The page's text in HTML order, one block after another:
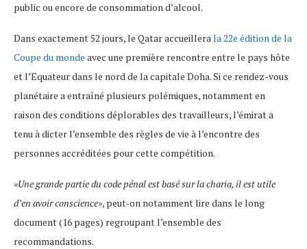
public ou encore de consommation d’alcool.
Dans exactement 52 jours, le Qatar accueillerala 22e édition de la
Coupe du monde avec une première rencontre entre le pays hôte
et l’Equateur dans le nord de la capitale Doha. Si ce rendez-vous
planétaire a entraîné plusieurs polémiques, notamment en
raison des conditions déplorables des travailleurs, l’émirat a
tenu à dicter l’ensemble des règles de vie à l’encontre des
personnes accréditées pour cette compétition.
«Une grande partie du code pénal est basé sur la charia, il est utile
d’en avoir conscience», peut-on notamment lire dans le long
document (16 pages) regroupant l’ensemble des
recommandations.